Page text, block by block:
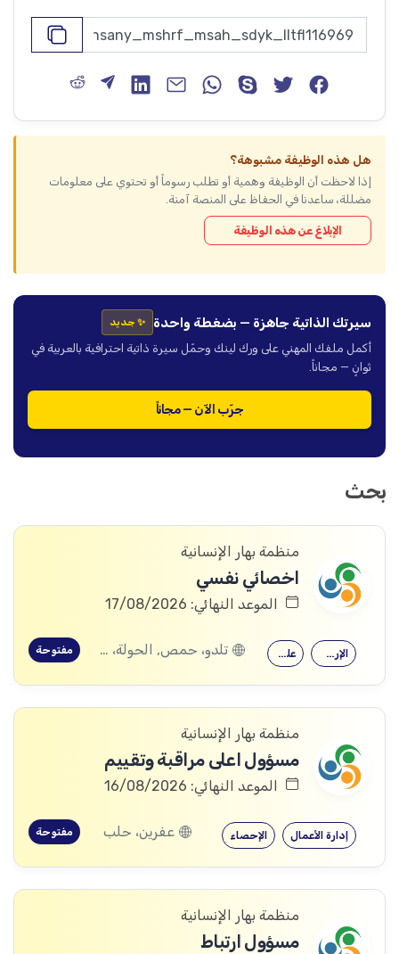
هل هذه الوظيفة مشبوهة؟
إذا لاحظت أن الوظيفة وهمية أو تطلب رسوماً أو تحتوي على معلومات
مضللة، ساعدنا في الحفاظ على المنصة آمنة.
الإبلاغ عن هذه الوظيفة
سيرتك الذاتية جاهزة — بضغطة واحدة ✨ جديد
أكمل ملفك المهني على ورك لينك وحمّل سيرة ذاتية احترافية بالعربية في
ثوانٍ — مجاناً.
جرّب الآن — مجاناً
بحث
منظمة بهار الإنسانية
اخصائي نفسي
الموعد النهائي: 17/08/2026
علم النفس الإرشاد النفسي تلدو، حمص, الحولة، حمص مفتوحة
منظمة بهار الإنسانية
مسؤول اعلى مراقبة وتقييم
الموعد النهائي: 16/08/2026
الإحصاء إدارة الأعمال عفرين، حلب مفتوحة
منظمة بهار الإنسانية
مسؤول ارتباط